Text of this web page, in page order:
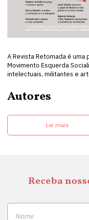
A Revista Retomada é
Movimento Esquerda
intelectuais, militantes e
Autores
Ler mais
Receba